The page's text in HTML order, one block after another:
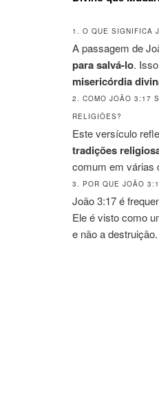
1. O QUE SIGNIFICA
A passagem de
para salvá-lo.
misericórdia
2. COMO JOÃO 3:17
RELIGIÕES?
Este versículo
tradições
comum em várias
3. POR QUE JOÃO
João 3:17 é
Ele é visto como
e não a destruição.